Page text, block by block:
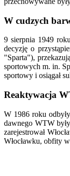
W cudzych
9 sierpnia 1949
decyzję o
"Sparta"),
sportowych m. in.
sportowy i osiągał
Reaktywacja
W 1986 roku
dawnego WTW
zarejestrował
Włocławku, obfity